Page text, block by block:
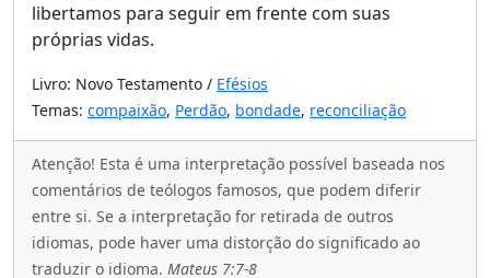
libertamos para seguir em frente com suas
próprias vidas.
Livro: Novo Testamento / Efésios
Temas: compaixão, Perdão, bondade, reconciliação
Atenção! Esta é uma interpretação possível baseada nos
comentários de teólogos famosos, que podem diferir
entre si. Se a interpretação for retirada de outros
idiomas, pode haver uma distorção do significado ao
traduzir o idioma. Mateus 7:7-8